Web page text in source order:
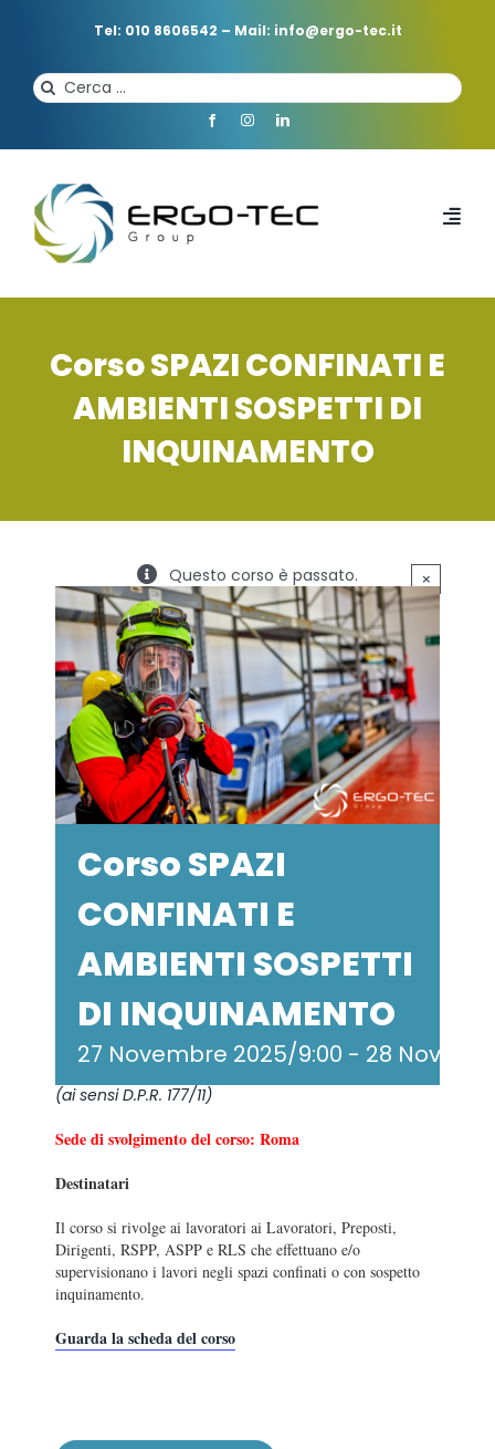
Tel: 010 8606542 – Mail: info@ergo-tec.it
Cerca
per:
HOME
CHI SIAMO
PROFESSIONISTI
SERVIZI
FORMAZIONE
EVENTI NOVITÀ
CONTATTI
Corso SPAZI CONFINATI E
AMBIENTI SOSPETTI DI
INQUINAMENTO
Questo corso è passato. ×
Corso SPAZI
CONFINATI E
AMBIENTI SOSPETTI
DI INQUINAMENTO
27 Novembre 2025/9:00 - 28
(ai sensi D.P.R. 177/11)
Sede di svolgimento del corso: Roma
Destinatari
Il corso si rivolge ai lavoratori ai Lavoratori, Preposti,
Dirigenti, RSPP, ASPP e RLS che effettuano e/o
supervisionano i lavori negli spazi confinati o con sospetto
inquinamento.
Guarda la scheda del corso